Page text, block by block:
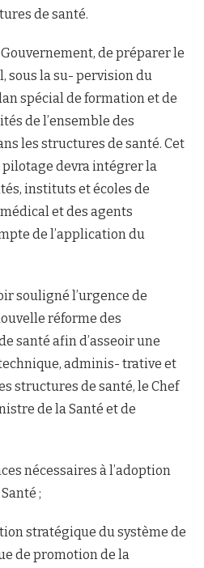
de santé.
de préparer le
sous la su- pervision du
spécial de formation et de
de l’ensemble des
les structures de santé. Cet
devra intégrer la
instituts et écoles de
et des agents
de l’application du
souligné l’urgence de
réforme des
santé afin d’asseoir une
adminis- trative et
structures de santé, le Chef
de la Santé et de
nécessaires à l’adoption
;
stratégique du système de
de promotion de la